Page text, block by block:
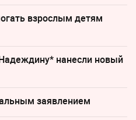
взрослым детям
нанесли новый
заявлением